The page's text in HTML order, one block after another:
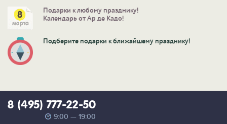
Подарки к любому празднику!
Календарь от Ар де Кадо!
Подберите подарки к ближайшему празднику!
8 (495) 777-22-50
9:00 — 19:00